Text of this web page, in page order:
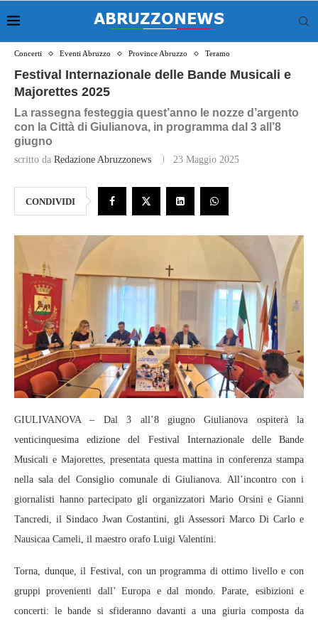
Concerti Eventi Abruzzo Province Abruzzo Teramo
Festival Internazionale delle Bande Musicali e
Majorettes 2025
La rassegna festeggia quest’anno le nozze d’argento
con la Città di Giulianova, in programma dal 3 all’8
giugno
scritto da Redazione Abruzzonews 23 Maggio 2025
CONDIVIDI
GIULIVANOVA – Dal 3 all’8 giugno Giulianova ospiterà la
venticinquesima edizione del Festival Internazionale delle Bande
Musicali e Majorettes, presentata questa mattina in conferenza stampa
nella sala del Consiglio comunale di Giulianova. All’incontro con i
giornalisti hanno partecipato gli organizzatori Mario Orsini e Gianni
Tancredi, il Sindaco Jwan Costantini, gli Assessori Marco Di Carlo e
Nausicaa Cameli, il maestro orafo Luigi Valentini.
Torna, dunque, il Festival, con un programma di ottimo livello e con
gruppi provenienti dall’ Europa e dal mondo. Parate, esibizioni e
concerti: le bande si sfideranno davanti a una giuria composta da